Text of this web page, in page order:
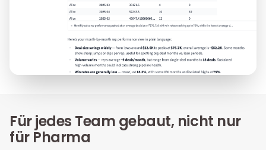
Für jedes Team gebaut, nicht nur
für Pharma